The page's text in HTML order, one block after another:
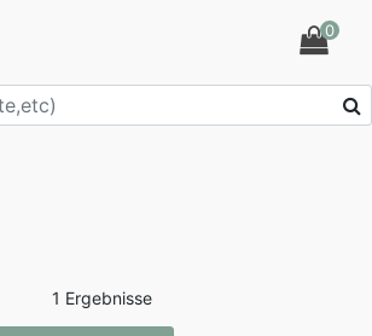
0
1 Ergebnisse